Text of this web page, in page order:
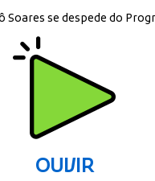
Soares se despede do
OUVIR